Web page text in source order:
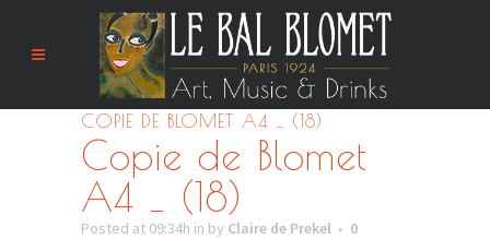
COPIE DE BLOMET A4 _ (18)
Copie de Blomet
A4 _ (18)
Posted at 09:34h in by Claire de Prekel
0